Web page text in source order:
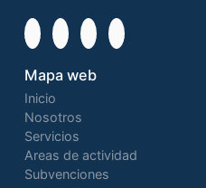
Mapa web
Inicio
Nosotros
Servicios
Areas de actividad
Subvenciones